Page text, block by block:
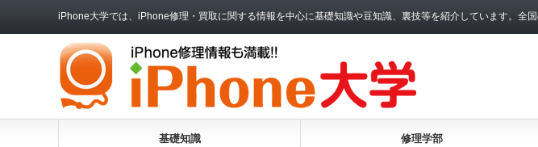
iPhone大学では、iPhone修理・買取に関する情報を中心に基礎知識や豆知識、裏技等を紹介しています。全
基礎知識 修理学部